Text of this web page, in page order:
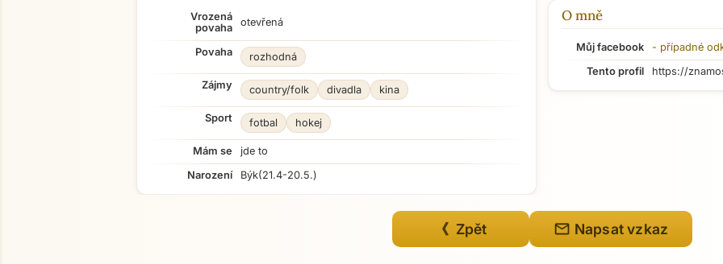
Vrozená
povaha
otevřená
Povaha rozhodná
Zájmy country/folk divadla kina
Sport fotbal hokej
Mám se
jde to
Narození
Býk(21.4-20.5.)
O mně
Můj facebook - případné
Tento profil
https://
《 Zpět mail Napsat vzkaz